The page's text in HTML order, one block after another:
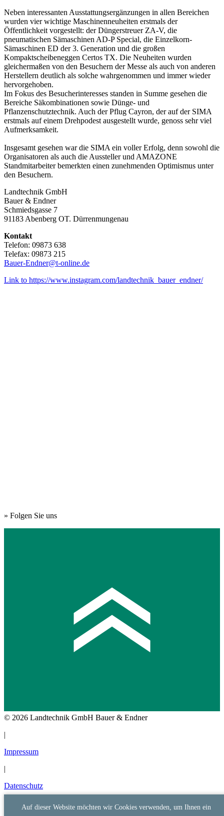
Neben interessanten Ausstattungsergänzungen in allen Bereichen
wurden vier wichtige Maschinenneuheiten erstmals der
Öffentlichkeit vorgestellt: der Düngerstreuer ZA-V, die
pneumatischen Sämaschinen AD-P Special, die Einzelkorn-
Sämaschinen ED der 3. Generation und die großen
Kompaktscheibeneggen Certos TX. Die Neuheiten wurden
gleichermaßen von den Besuchern der Messe als auch von anderen
Herstellern deutlich als solche wahrgenommen und immer wieder
hervorgehoben.
Im Fokus des Besucherinteresses standen in Summe gesehen die
Bereiche Säkombinationen sowie Dünge- und
Pflanzenschutztechnik. Auch der Pflug Cayron, der auf der SIMA
erstmals auf einem Drehpodest ausgestellt wurde, genoss sehr viel
Aufmerksamkeit.
Insgesamt gesehen war die SIMA ein voller Erfolg, denn sowohl die
Organisatoren als auch die Aussteller und AMAZONE
Standmitarbeiter bemerkten einen zunehmenden Optimismus unter
den Besuchern.
Landtechnik GmbH
Bauer & Endner
Schmiedsgasse 7
91183 Abenberg OT. Dürrenmungenau
Kontakt
Telefon: 09873 638
Telefax: 09873 215
Bauer-Endner@t-online.de
Link to https://www.instagram.com/landtechnik_bauer_endner/
» Folgen Sie uns
© 2026 Landtechnik GmbH Bauer & Endner
|
Impressum
|
Datenschutz
Auf dieser Website möchten wir Cookies verwenden, um Ihnen ein